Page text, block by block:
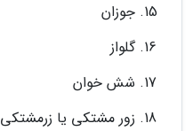
جوزان
گلواز
شش خوان
زور مشتکی یا زرمشتکی